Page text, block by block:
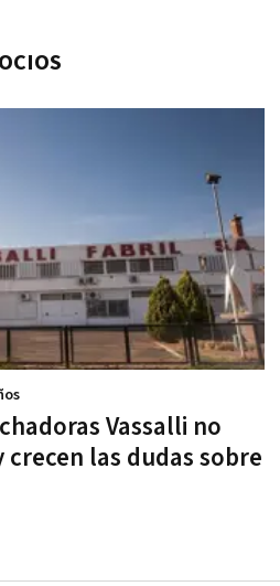
Vassalli no
crecen las dudas sobre